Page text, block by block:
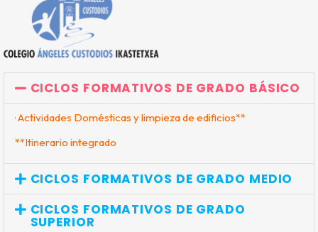
CICLOS FORMATIVOS DE GRADO BÁSICO
· Actividades Domésticas y limpieza de edificios**
**Itinerario integrado
CICLOS FORMATIVOS DE GRADO MEDIO
CICLOS FORMATIVOS DE GRADO
SUPERIOR